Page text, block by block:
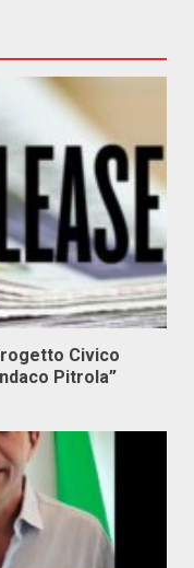
Civico
Pitrola”